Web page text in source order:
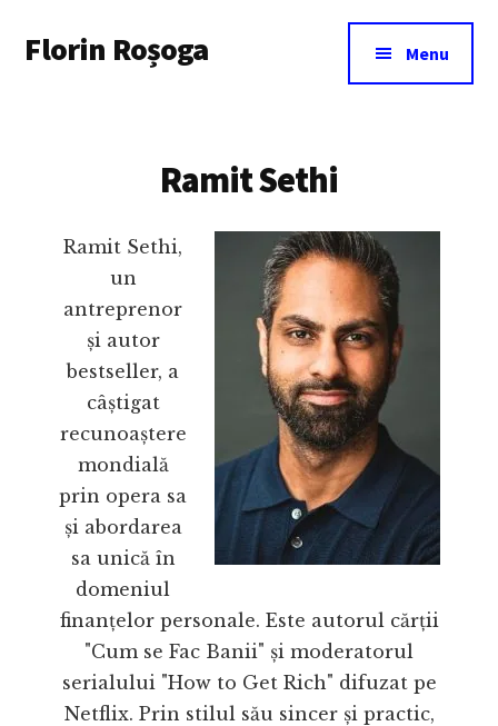
main
menu
Florin Roșoga Menu
Ramit Sethi
Ramit Sethi,
un
antreprenor
și autor
bestseller, a
câștigat
recunoaștere
mondială
prin opera sa
și abordarea
sa unică în
domeniul
finanțelor personale. Este autorul cărții
"Cum se Fac Banii" și moderatorul
serialului "How to Get Rich" difuzat pe
Netflix. Prin stilul său sincer și practic,